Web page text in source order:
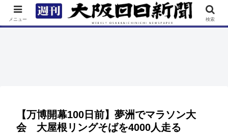
TOP 特集 ニュース 連載 街ネタ イベント
【万博開幕100日前】夢洲でマラソン大
会 大屋根リングそばを4000人走る
メニュー 検索